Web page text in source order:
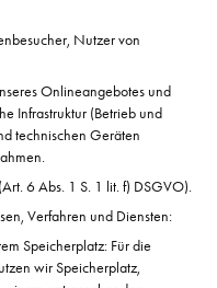
Nutzer von
Onlineangebotes und
Infrastruktur (Betrieb und
technischen Geräten
6 Abs. 1 S. 1 lit. f) DSGVO).
Verfahren und Diensten:
Speicherplatz: Für die
wir Speicherplatz,